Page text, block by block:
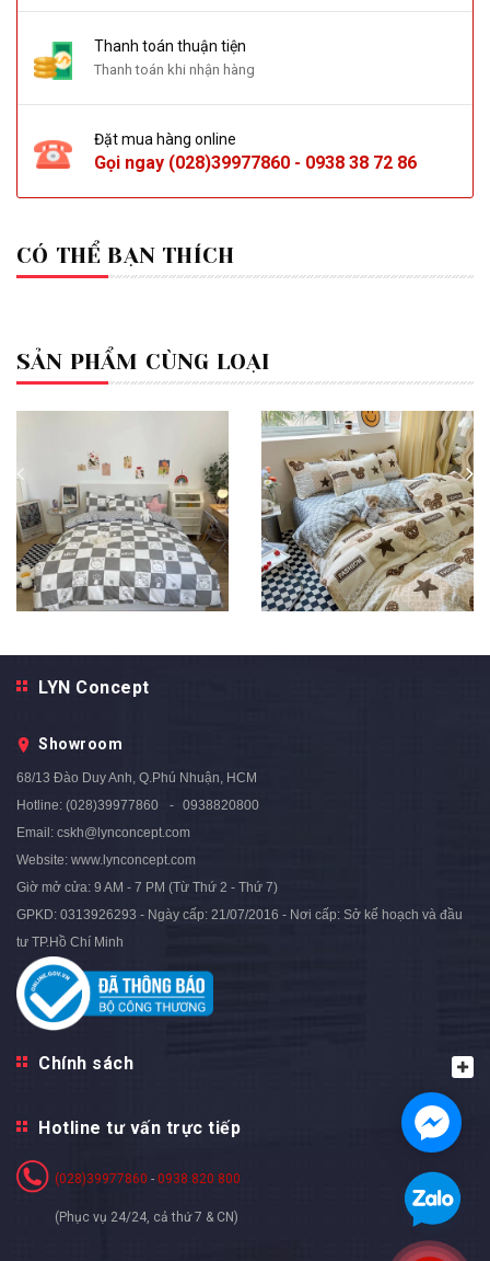
Thanh toán thuận tiện
Thanh toán khi nhận hàng
Đặt mua hàng online
Gọi ngay (028)39977860 - 0938 38 72 86
CÓ THỂ BẠN THÍCH
SẢN PHẨM CÙNG LOẠI
Bộ Chăn Ga Gối 5 Món Cotton
Poly Hàn Quốc In Hình Caro
Bộ Chăn Ga Gối 5 Món Cotton
LYN Concept
Showroom
68/13 Đào Duy Anh, Q.Phú Nhuận, HCM
Hotline: (028)39977860
0938820800
Email: cskh@lynconcept.com
Website: www.lynconcept.com
Giờ mở cửa: 9 AM - 7 PM (Từ Thứ 2 - Thứ 7)
GPKD: 0313926293 - Ngày cấp: 21/07/2016 - Nơi cấp: Sở kế hoạch và đầu
tư TP.Hồ Chí Minh
Chính sách
Hotline tư vấn trực tiếp
(028)39977860 - 0938 820 800
(Phục vụ 24/24, cả thứ 7 & CN)